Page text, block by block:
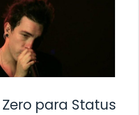
Zero para Status